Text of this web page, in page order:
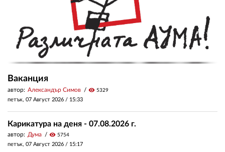
Ваканция
автор: Александър Симов visibility 5329
петък, 07 Август 2026 / 15:33
Карикатура на деня - 07.08.2026 г.
автор: Дума visibility 5754
петък, 07 Август 2026 / 15:17